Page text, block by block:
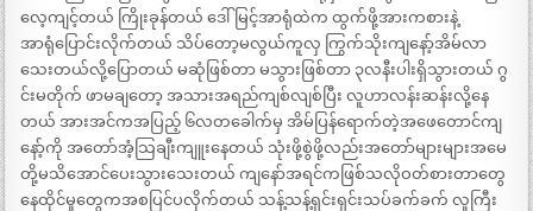
လေ့ကျင့်တယ် ကြိုးခုန်တယ် ဒေါ်မြင့်အာရုံထဲက ထွက်ဖို့အားကစားနဲ့
အာရုံပြောင်းလိုက်တယ် သိပ်တော့မလွယ်ကူလှ ကြွက်သိုးကျနော့်အိမ်လာ
သေးတယ်လို့ပြောတယ် မဆုံဖြစ်တာ မသွားဖြစ်တာ ၃လနီးပါးရှိသွားတယ် ဂွ
င်းမတိုက် ဖာမချတော့ အသားအရည်ကျစ်လျစ်ပြီး လူဟာလန်းဆန်းလို့နေ
တယ် အားအင်ကအပြည့် ၆လတခေါက်မှ အိမ်ပြန်ရောက်တဲ့အဖေတောင်ကျ
နော့်ကို အတော်အံ့သြချီးကျူးနေတယ် သုံးဖို့စွဲဖို့လည်းအတော်များများအမေ
တို့မသိအောင်ပေးသွားသေးတယ် ကျနော်အရင်ကဖြစ်သလိုဝတ်စားတာတွေ
နေထိုင်မှုတွေကအစပြင်ပလိုက်တယ် သန့်သန့်ရှင်းရှင်းသပ်ခက်ခက် လူကြီး